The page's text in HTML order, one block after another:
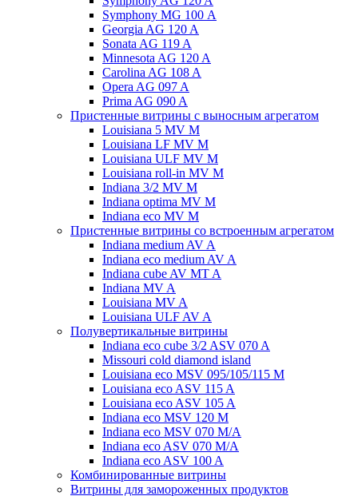
Symphony MG 100 А
Georgia AG 120 A
Sonata AG 119 A
Minnesota AG 120 A
Carolina AG 108 A
Opera AG 097 A
Prima AG 090 A
Пристенные витрины с выносным агрегатом
Louisiana 5 MV M
Louisiana LF MV M
Louisiana ULF MV M
Louisiana roll-in MV M
Indiana 3/2 MV M
Indiana optima MV M
Indiana eco MV M
Пристенные витрины со встроенным агрегатом
Indiana medium AV A
Indiana eco medium AV A
Indiana cube AV MT A
Indiana MV A
Louisiana MV A
Louisiana ULF AV A
Полувертикальные витрины
Indiana eco cube 3/2 ASV 070 A
Missouri cold diamond island
Louisiana eco MSV 095/105/115 M
Louisiana eco ASV 115 A
Louisiana eco ASV 105 A
Indiana eco MSV 120 M
Indiana eco MSV 070 M/A
Indiana eco ASV 070 M/A
Indiana eco ASV 100 A
Комбинированные витрины
Витрины для замороженных продуктов